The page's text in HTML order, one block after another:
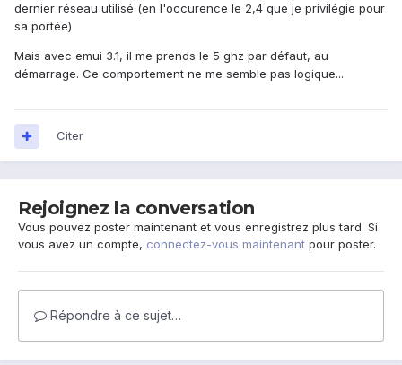
dernier réseau utilisé (en l'occurence le 2,4 que je privilégie pour
sa portée)
Mais avec emui 3.1, il me prends le 5 ghz par défaut, au
démarrage. Ce comportement ne me semble pas logique...
Citer
Rejoignez la conversation
Vous pouvez poster maintenant et vous enregistrez plus tard. Si
vous avez un compte, connectez-vous maintenant pour poster.
Répondre à ce sujet…